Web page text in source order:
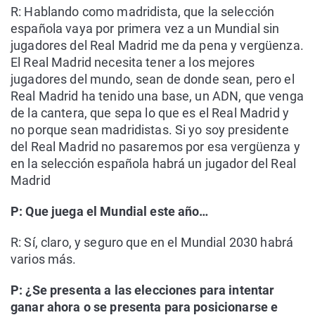
R: Hablando como madridista, que la selección
española vaya por primera vez a un Mundial sin
jugadores del Real Madrid me da pena y vergüenza.
El Real Madrid necesita tener a los mejores
jugadores del mundo, sean de donde sean, pero el
Real Madrid ha tenido una base, un ADN, que venga
de la cantera, que sepa lo que es el Real Madrid y
no porque sean madridistas. Si yo soy presidente
del Real Madrid no pasaremos por esa vergüenza y
en la selección española habrá un jugador del Real
Madrid
P: Que juega el Mundial este año…
R: Sí, claro, y seguro que en el Mundial 2030 habrá
varios más.
P: ¿Se presenta a las elecciones para intentar
ganar ahora o se presenta para posicionarse e